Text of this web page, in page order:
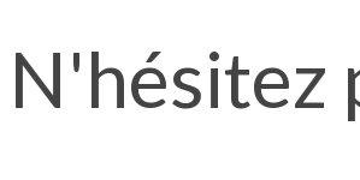
N'hésitez